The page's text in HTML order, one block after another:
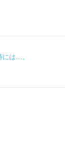
は…。